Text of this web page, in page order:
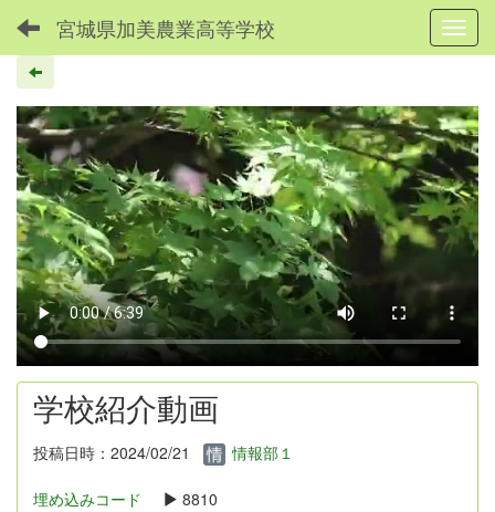
宮城県加美農業高等学校
学校紹介動画
投稿日時：2024/02/21 情報部１
埋め込みコード 8810